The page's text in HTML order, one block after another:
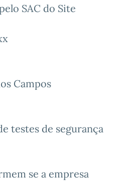
SAC do Site
Campos
testes de segurança
se a empresa